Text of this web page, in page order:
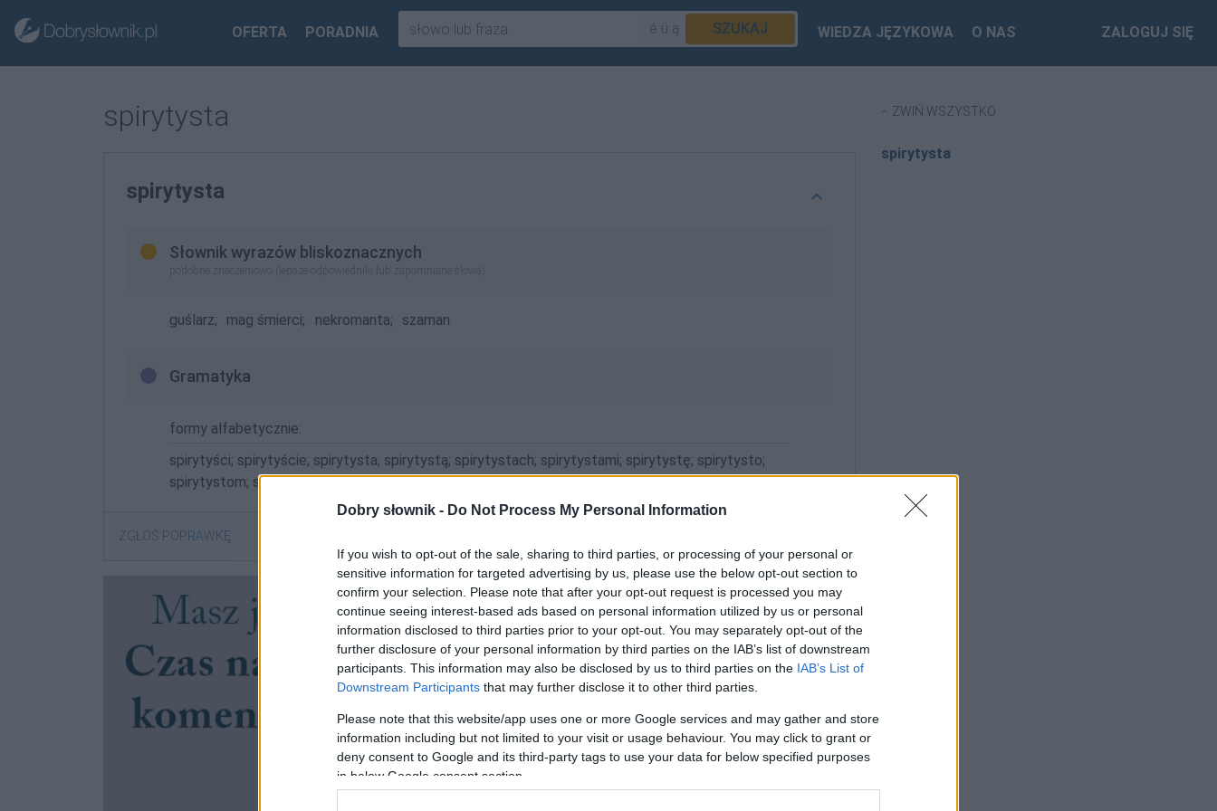
Dobry słownik - Do Not Process My Personal Information
If you wish to opt-out of the sale, sharing to third parties, or processing of your personal or
sensitive information for targeted advertising by us, please use the below opt-out section to
confirm your selection. Please note that after your opt-out request is processed you may
continue seeing interest-based ads based on personal information utilized by us or personal
information disclosed to third parties prior to your opt-out. You may separately opt-out of the
further disclosure of your personal information by third parties on the IAB’s list of downstream
participants. This information may also be disclosed by us to third parties on the IAB’s List of
Downstream Participants that may further disclose it to other third parties.
Please note that this website/app uses one or more Google services and may gather and store
information including but not limited to your visit or usage behaviour. You may click to grant or
deny consent to Google and its third-party tags to use your data for below specified purposes
in below Google consent section.
OFERTA PORADNIA SZUKAJ WIEDZA JĘZYKOWA O NAS ZALOGUJ SIĘ
spirytysta
spirytysta
Słownik wyrazów bliskoznacznych
podobne znaczeniowo (lepsze odpowiedniki lub zapomniane słowa)
guślarz; mag śmierci; nekromanta; szaman
Gramatyka
formy alfabetycznie:
spirytyści; spirytyście; spirytysta; spirytystą; spirytystach; spirytystami; spirytystę; spirytysto;
spirytystom; spirytystów; spirytysty
ZGŁOŚ POPRAWKĘ
ZWIŃ WSZYSTKO
spirytysta